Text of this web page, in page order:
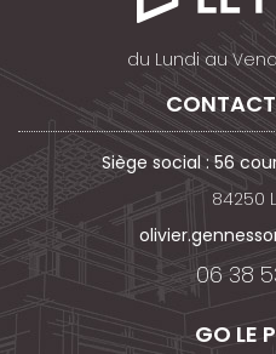
du Lundi au
Siège social : 56
84250
06 38
GO LE